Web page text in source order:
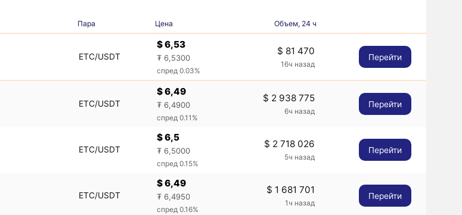
Пара Цена Объем, 24 ч
ETC/USDT
$ 6,53
₮ 6,5300
спред 0.03%
$ 81 470
16ч назад
Перейти
ETC/USDT
$ 6,49
₮ 6,4900
спред 0.11%
$ 2 938 775
6ч назад
Перейти
ETC/USDT
$ 6,5
₮ 6,5000
спред 0.15%
$ 2 718 026
5ч назад
Перейти
ETC/USDT
$ 6,49
₮ 6,4950
спред 0.16%
$ 1 681 701
1ч назад
Перейти